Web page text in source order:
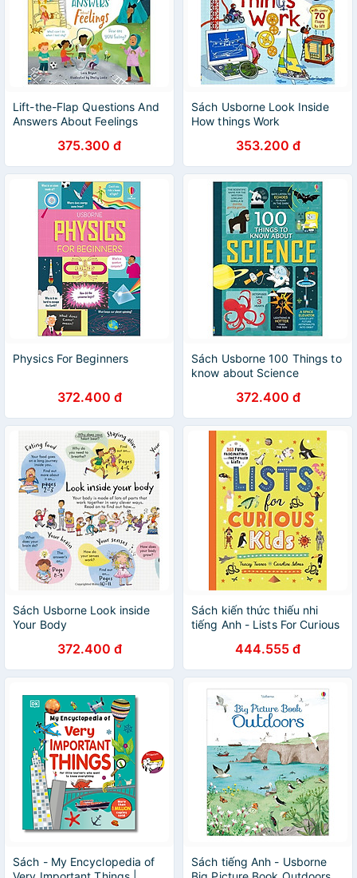
Lift-the-Flap Questions And
Answers About Feelings
375.300 đ
Sách Usborne Look Inside
How things Work
353.200 đ
Physics For Beginners
372.400 đ
Sách Usborne 100 Things to
know about Science
372.400 đ
Sách Usborne Look inside
Your Body
372.400 đ
Sách kiến thức thiếu nhi
tiếng Anh - Lists For Curious
444.555 đ
Sách - My Encyclopedia of
Sách tiếng Anh - Usborne